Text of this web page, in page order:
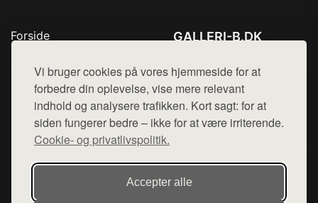
Vi bruger cookies på vores hjemmeside for at
forbedre din oplevelse, vise mere relevant
indhold og analysere trafikken. Kort sagt: for at
siden fungerer bedre – ikke for at være irriterende.
Cookie- og privatlivspolitik.
Accepter alle
Forside
Top Rabatter
Blog
Kontakt
GALLERI-B.DK
Mail: hej@want.dk
Cookie- og privatlivspolitik
Denne side er en del af want.dk, der udgiver en række
hjemmesider med præsentation af forskellige produkter fra